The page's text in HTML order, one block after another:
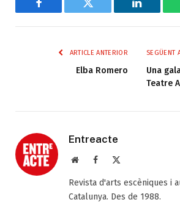
Facebook Twitter LinkedIn
ARTICLE ANTERIOR
Elba Romero
SEGÜENT
Una
Teatre
Entreacte
Web Facebook
Revista d'arts escèniques i
Catalunya. Des de 1988.